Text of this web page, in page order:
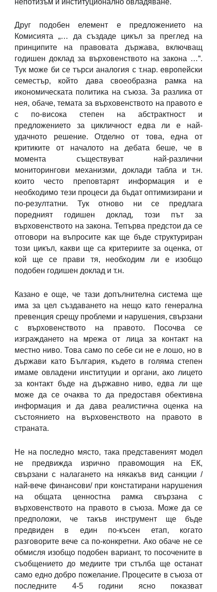
Друг подобен елемент е предложението на
Комисията „… да създаде цикъл за преглед на
принципите на правовата държава, включващ
годишен доклад за върховенството на закона …“.
Тук може би се търси аналогия с т.нар. европейски
семестър, който дава своеобразна рамка на
икономическата политика на съюза. За разлика от
нея, обаче, темата за върховенството на правото е
с по-висока степен на абстрактност и
предложението за цикличност едва ли е най-
удачното решение. Отделно от това, една от
критиките от началото на дебата беше, че в
момента съществуват най-различни
мониторингови механизми, доклади табла и т.н.
които често преповтарят информация и е
необходимо тези процеси да бъдат оптимизирани и
по-резултатни. Тук отново ни се предлага
поредният годишен доклад, този път за
върховенството на закона. Тепърва предстои да се
отговори на въпросите как ще бъде структуриран
този цикъл, какви ще са критериите за оценка, от
кой ще се прави тя, необходим ли е изобщо
подобен годишен доклад и т.н.
Казано е още, че тази допълнителна система ще
има за цел създаването на нещо като генерална
превенция срещу проблеми и нарушения, свързани
с върховенството на правото. Посочва се
изграждането на мрежа от лица за контакт на
местно ниво. Това само по себе си не е лошо, но в
държави като България, където в голяма степен
имаме овладени институции и органи, ако лицето
за контакт бъде на държавно ниво, едва ли ще
може да се очаква то да предоставя обективна
информация и да дава реалистична оценка на
състоянието на върховенството на правото в
страната.
Не на последно място, така представеният модел
не предвижда изрично правомощия на ЕК,
свързани с налагането на някакъв вид санкции /
най-вече финансови/ при констатирани нарушения
на общата ценностна рамка свързана с
върховенството на правото в съюза. Може да се
предположи, че такъв инструмент ще бъде
предвиден в един по-късен етап, когато
разговорите вече са по-конкретни. Ако обаче не се
обмисля изобщо подобен вариант, то посочените в
съобщението до медиите три стълба ще останат
само едно добро пожелание. Процесите в съюза от
последните 4-5 години ясно показват